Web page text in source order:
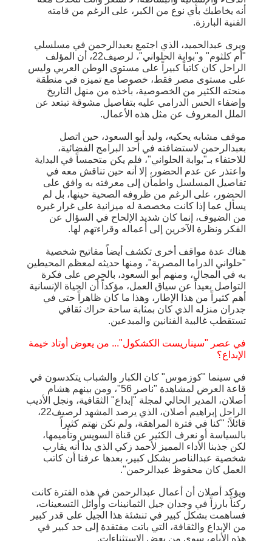
أنه يخاطبك بأي نوع من الكبر، على الرغم من قامته
الفنية البارزة.
ويرى عبدالحميد، الذي اجتمع بعبدالرحمن في مسلسلي
"أم كلثوم" و"بوابة الحلواني"، لرصيف22، أن المؤلف
الراحل كان كاتباً كبيراً على مستوى الوطن العربي وليس
على مستوى مصر فقط، خصوصاً مع تميزه في منطقة
منحته الكثير من الخصوصية، بأخذه من منهل التاريخ
وإضفاء الحس الدرامي عليه بتفاصيل مشوقة تبتعد عن
الملل المعروف عن مثل هذه الأعمال.
موقف مشابه يحكيه، وليد أبو السعود، حين اتصل
بعبدالرحمن لاستضافته في أحد البرامج الفضائية،
للاحتفاء بـ"بوابة الحلواني"، فلم يكن متحمساً في البداية
واعتذر عن عدم الحضور، إلا أنه حين تناقش معه في
تفاصيل المسلسل واطمأن إلى معرفته به وافق على
الحضور، على الرغم من ظروفه الصحية حينها، بل لم
يسأل عما إذا كانت مخصصة له ميزانية على غرار غيره
من الضيوف، إنما كان شديد الإلحاح في السؤال عن
الفكر ونظرة الآخرين إلى أعماله وقراءتهم لها.
هناك عدة مواقف أخرى تكشف أيضاً مفاتيح شخصية
"حلواني الدراما المصرية"، ومنها حديثه لمعظم المحيطين
به في المجال، ومنهم أبو السعود، بالحرص على فكرة
التواصل بعيداً عن سياق العمل، مؤكداً أن الحياة الإنسانية
أهم كثيراً من هذا الإطار، وهذا ما كان ظاهراً حتى في
جدران منزله الذي كان بمثابة ساحة حراك ثقافي
تستقطب غالبية الفنانين والمبدعين.
في عصر "سيناريست الكشكول"... من يعوض أوتاد خيمة
الإبداع؟
في سينما "كوزموس" كان الكبار والشباب يتكدسون في
قاعة العرض لمشاهدة "ناصر 56"، ومن بينهم هشام
أصلان، المدير الحالي لمجلة "إبداع" الثقافية، ونجل الأديب
الراحل إبراهيم أصلان، الذي يرصد المشهد لرصيف22،
قائلاً: "كنا في فترة المراهقة، ولم نكن نهتم كثيراً
بالسياسة أو نعرف الكثير عن قناة السويس وتأميمها،
لكن جذبنا الأداء المميز لأحمد زكي الذي بدا أنه يقارب
شخصية عبدالناصر بشكل كبير، بعدها عرفنا أن كاتب
العمل كان محفوظ عبدالرحمن".
ويؤكد أصلان أن أعمال عبدالرحمن في هذه الفترة كانت
ركناً بارزاً في وجدان جيل الثمانينات وأوائل التسعينات،
فساهمت بشكل كبير في تنشئة هذا الجيل على قدر كبير
من الإبداع والثقافة، التي باتت مفتقدة إلى حد كبير في
هذه الأيام، سوى من بعض الاستثناءات.